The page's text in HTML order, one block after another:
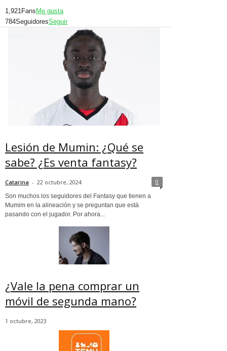
1,921Fans Me gusta
784SeguidoresSeguir
Lesión de Mumin: ¿Qué se
sabe? ¿Es venta fantasy?
Catarina - 22 octubre, 2024 0
Son muchos los seguidores del Fantasy que tienen a
Mumim en la alineación y se preguntan que está
pasando con el jugador. Por ahora...
¿Vale la pena comprar un
móvil de segunda mano?
1 octubre, 2023